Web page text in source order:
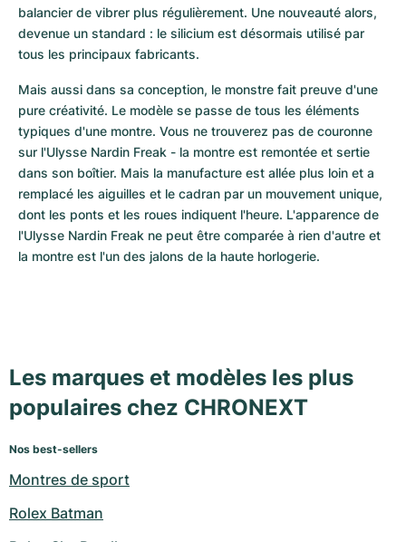
balancier de vibrer plus régulièrement. Une nouveauté alors,
devenue un standard : le silicium est désormais utilisé par
tous les principaux fabricants.
Mais aussi dans sa conception, le monstre fait preuve d'une
pure créativité. Le modèle se passe de tous les éléments
typiques d'une montre. Vous ne trouverez pas de couronne
sur l'Ulysse Nardin Freak - la montre est remontée et sertie
dans son boîtier. Mais la manufacture est allée plus loin et a
remplacé les aiguilles et le cadran par un mouvement unique,
dont les ponts et les roues indiquent l'heure. L'apparence de
l'Ulysse Nardin Freak ne peut être comparée à rien d'autre et
la montre est l'un des jalons de la haute horlogerie.
Les marques et modèles les plus
populaires chez CHRONEXT
Nos best-sellers
Montres de sport
Rolex Batman